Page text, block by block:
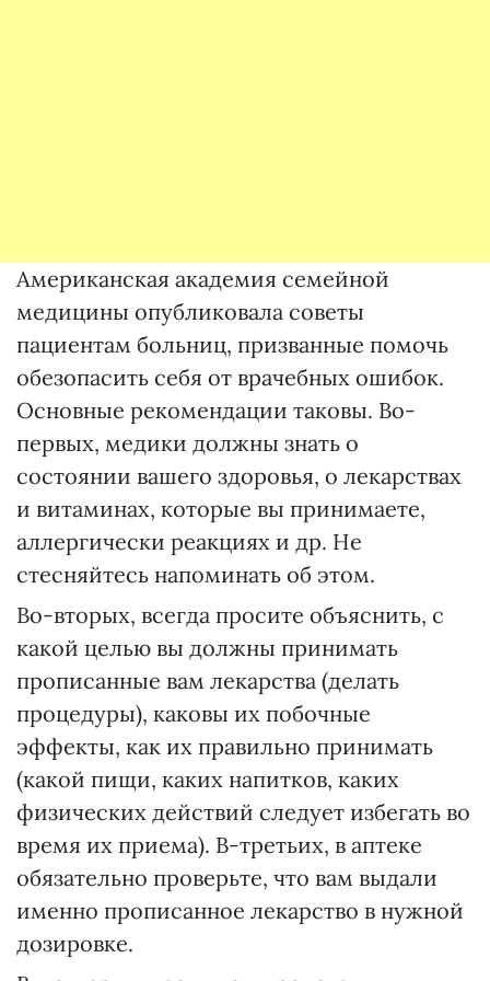
Американская академия семейной
медицины опубликовала советы
пациентам больниц, призванные помочь
обезопасить себя от врачебных ошибок.
Основные рекомендации таковы. Во-
первых, медики должны знать о
состоянии вашего здоровья, о лекарствах
и витаминах, которые вы принимаете,
аллергически реакциях и др. Не
стесняйтесь напоминать об этом.
Во-вторых, всегда просите объяснить, с
какой целью вы должны принимать
прописанные вам лекарства (делать
процедуры), каковы их побочные
эффекты, как их правильно принимать
(какой пищи, каких напитков, каких
физических действий следует избегать во
время их приема). В-третьих, в аптеке
обязательно проверьте, что вам выдали
именно прописанное лекарство в нужной
дозировке.